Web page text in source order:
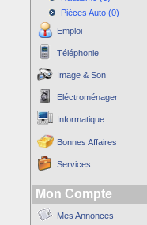
Pièces Auto (0)
Emploi
Téléphonie
Image & Son
Eléctroménager
Informatique
Bonnes Affaires
Services
Mon Compte
Mes Annonces